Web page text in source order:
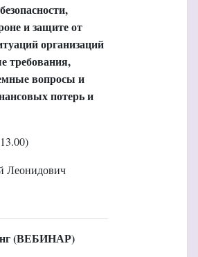
и защите от
организаций
требования,
вопросы и
потерь и
Леонидович
(ВЕБИНАР)